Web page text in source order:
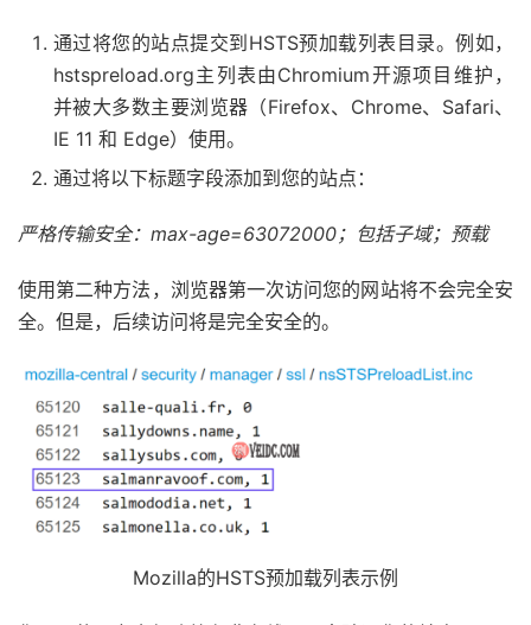
通过将您的站点提交到HSTS预加载列表目录。例如，
hstspreload.org主列表由Chromium开源项目维护，
并被大多数主要浏览器（Firefox、Chrome、Safari、
IE 11 和 Edge）使用。
通过将以下标题字段添加到您的站点：
严格传输安全：max-age=63072000；包括子域；预载
使用第二种方法，浏览器第一次访问您的网站将不会完全安
全。但是，后续访问将是完全安全的。
Mozilla的HSTS预加载列表示例